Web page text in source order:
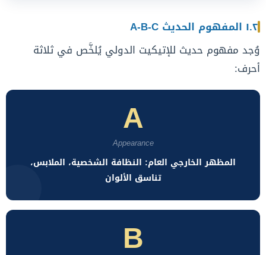
١.٢ المفهوم الحديث A-B-C
وُجد مفهوم حديث للإتيكيت الدولي يُلخَّص في ثلاثة
أحرف:
A
Appearance
المظهر الخارجي العام: النظافة الشخصية، الملابس،
تناسق الألوان
B